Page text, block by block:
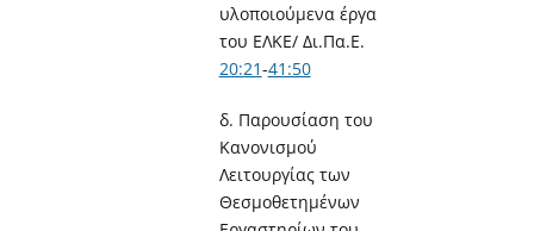
υλοποιούμενα έργα
του ΕΛΚΕ/ Δι.Πα.Ε.
20:21​-41:50
δ. Παρουσίαση του
Κανονισμού
Λειτουργίας των
Θεσμοθετημένων